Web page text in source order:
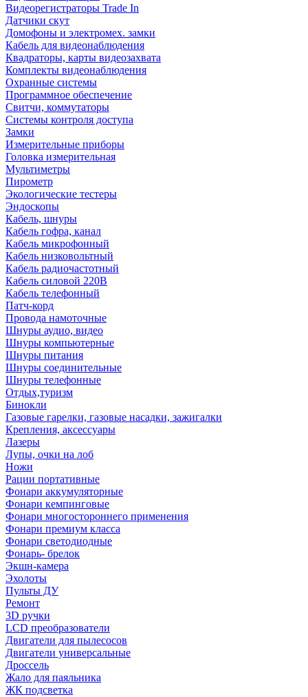
Видеорегистраторы Trade In
Датчики скут
Домофоны и электромех. замки
Кабель для видеонаблюдения
Квадраторы, карты видеозахвата
Комплекты видеонаблюдения
Охранные системы
Программное обеспечение
Свитчи, коммутаторы
Системы контроля доступа
Замки
Измерительные приборы
Головка измерительная
Мультиметры
Пирометр
Экологические тестеры
Эндоскопы
Кабель, шнуры
Кабель гофра, канал
Кабель микрофонный
Кабель низковольтный
Кабель радиочастотный
Кабель силовой 220В
Кабель телефонный
Патч-корд
Провода намоточные
Шнуры аудио, видео
Шнуры компьютерные
Шнуры питания
Шнуры соединительные
Шнуры телефонные
Отдых,туризм
Бинокли
Газовые гарелки, газовые насадки, зажигалки
Крепления, аксессуары
Лазеры
Лупы, очки на лоб
Ножи
Рации портативные
Фонари аккумуляторные
Фонари кемпинговые
Фонари многостороннего применения
Фонари премиум класса
Фонари светодиодные
Фонарь- брелок
Экшн-камера
Эхолоты
Пульты ДУ
Ремонт
3D ручки
LCD преобразователи
Двигатели для пылесосов
Двигатели универсальные
Дроссель
Жало для паяльника
ЖК подсветка